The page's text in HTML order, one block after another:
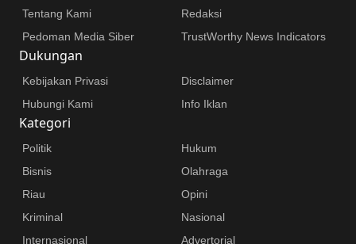
Tentang Kami
Redaksi
Pedoman Media Siber
TrustWorthy News Indicators
Dukungan
Kebijakan Privasi
Disclaimer
Hubungi Kami
Info Iklan
Kategori
Politik
Hukum
Bisnis
Olahraga
Riau
Opini
Kriminal
Nasional
Internasional
Advertorial